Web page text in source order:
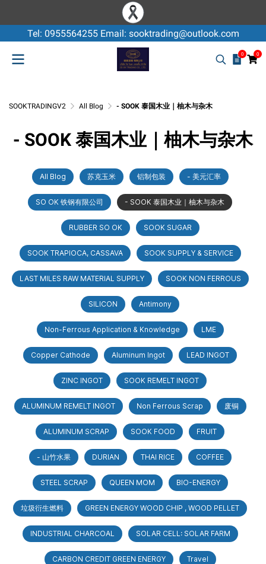
Tel: 0955564255 Email: sooktrading@outlook.com
0 0
SOOKTRADINGV2 All Blog - SOOK 泰国木业｜柚木与杂木
- SOOK 泰国木业｜柚木与杂木
All Blog 苏克玉米 铝制包装 - 美元汇率
SO OK 铁钢有限公司 - SOOK 泰国木业｜柚木与杂木
RUBBER SO OK SOOK SUGAR
SOOK TRAPIOCA, CASSAVA SOOK SUPPLY & SERVICE
LAST MILES RAW MATERIAL SUPPLY SOOK NON FERROUS
SILICON Antimony
Non-Ferrous Application & Knowledge LME
Copper Cathode Aluminum Ingot LEAD INGOT
ZINC INGOT SOOK REMELT INGOT
ALUMINUM REMELT INGOT Non Ferrous Scrap 废铜
ALUMINUM SCRAP SOOK FOOD FRUIT
- 山竹水果 DURIAN THAI RICE COFFEE
STEEL SCRAP QUEEN MOM BIO-ENERGY
垃圾衍生燃料 GREEN ENERGY WOOD CHIP , WOOD PELLET
INDUSTRIAL CHARCOAL SOLAR CELL: SOLAR FARM
CARBON CREDIT GREEN ENERGY Travel